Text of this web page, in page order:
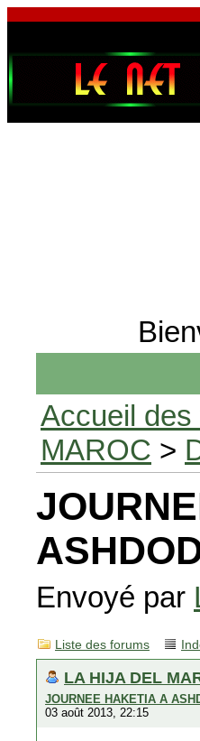
Accueil des
MAROC >
Envoyé par
Liste des forums
LA HIJA DEL
JOURNEE HAKETIA A
03 août 2013, 22:15